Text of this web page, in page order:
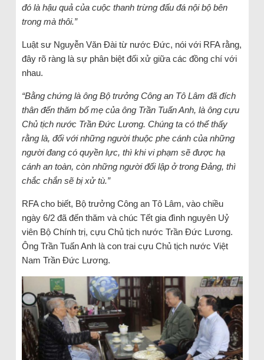
đó là hậu quả của cuộc thanh trừng đấu đá nội bộ bên
trong mà thôi.”
Luật sư Nguyễn Văn Đài từ nước Đức, nói với RFA rằng,
đây rõ ràng là sự phân biệt đối xử giữa các đồng chí với
nhau.
“Bằng chứng là ông Bộ trưởng Công an Tô Lâm đã đích
thân đến thăm bố mẹ của ông Trần Tuấn Anh, là ông cựu
Chủ tịch nước Trần Đức Lương. Chúng ta có thể thấy
rằng là, đối với những người thuộc phe cánh của những
người đang có quyền lực, thì khi vi phạm sẽ được hạ
cánh an toàn, còn những người đối lập ở trong Đảng, thì
chắc chắn sẽ bị xử tù.”
RFA cho biết, Bộ trưởng Công an Tô Lâm, vào chiều
ngày 6/2 đã đến thăm và chúc Tết gia đình nguyên Uỷ
viên Bộ Chính trị, cựu Chủ tịch nước Trần Đức Lương.
Ông Trần Tuấn Anh là con trai cựu Chủ tịch nước Việt
Nam Trần Đức Lương.